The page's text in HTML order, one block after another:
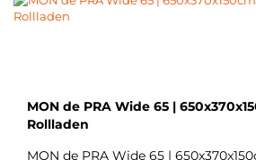
MON de PRA Wide 65 |
Rollladen
MON de PRA Wide 65 |